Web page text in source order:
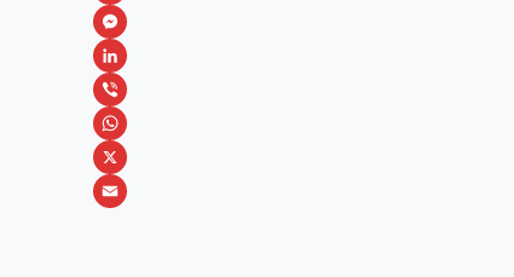
F
a
c
e
b
o
M
e
s
s
e
L
i
n
k
V
i
b
W
h
X